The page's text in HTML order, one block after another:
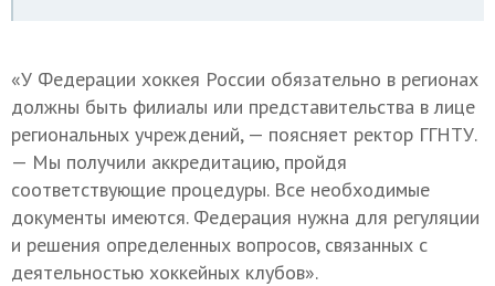
«У Федерации хоккея России обязательно в регионах
должны быть филиалы или представительства в лице
региональных учреждений, — поясняет ректор ГГНТУ.
— Мы получили аккредитацию, пройдя
соответствующие процедуры. Все необходимые
документы имеются. Федерация нужна для регуляции
и решения определенных вопросов, связанных с
деятельностью хоккейных клубов».